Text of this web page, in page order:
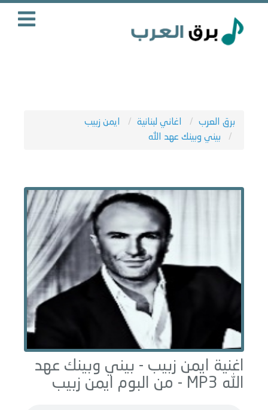
برق العرب اغاني لبنانية
ايمن زبيب
بيني وبينك عهد الله
اغنية ايمن زبيب - بيني وبينك عهد
الله
ايمن زبيب